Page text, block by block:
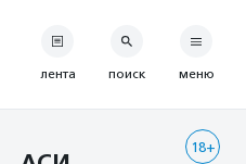
лента поиск меню
18+